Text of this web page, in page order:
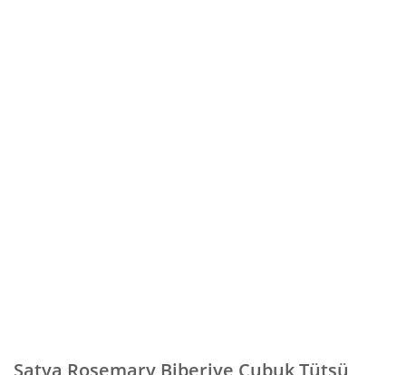
Satya Rosemary Biberiye Çubuk Tütsü